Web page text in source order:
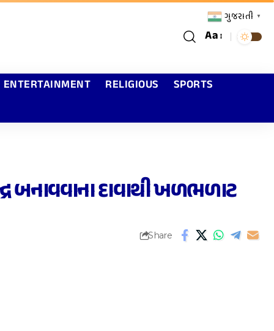
Aa
ENTERTAINMENT RELIGIOUS SPORTS
બનાવવાના દાવાથી ખળભળાટ
Share
ગુજરાતી ▼